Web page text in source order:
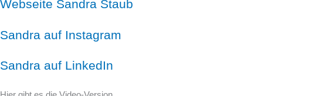
Webseite Sandra Staub
Sandra auf Instagram
Sandra auf LinkedIn